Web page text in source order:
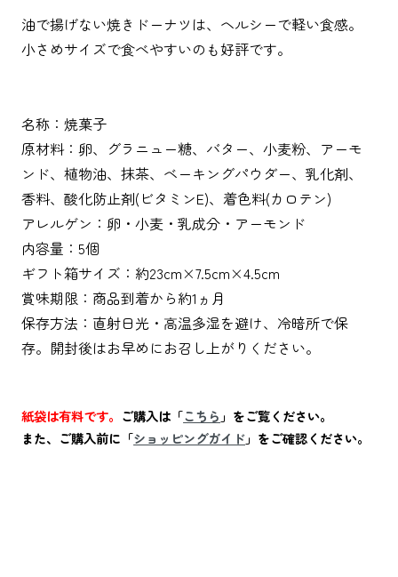
油で揚げない焼きドーナツは、ヘルシーで軽い食感。
小さめサイズで食べやすいのも好評です。
名称：焼菓子
原材料：卵、グラニュー糖、バター、小麦粉、アーモ
ンド、植物油、抹茶、ベーキングパウダー、乳化剤、
香料、酸化防止剤(ビタミンE)、着色料(カロテン)
アレルゲン：卵・小麦・乳成分・アーモンド
内容量：5個
ギフト箱サイズ：約23cm×7.5cm×4.5cm
賞味期限：商品到着から約1ヵ月
保存方法：直射日光・高温多湿を避け、冷暗所で保
存。開封後はお早めにお召し上がりください。
紙袋は有料です。 ご購入は「こちら 」をご覧ください。
また、ご購入前に「ショッピングガイド 」をご確認ください。